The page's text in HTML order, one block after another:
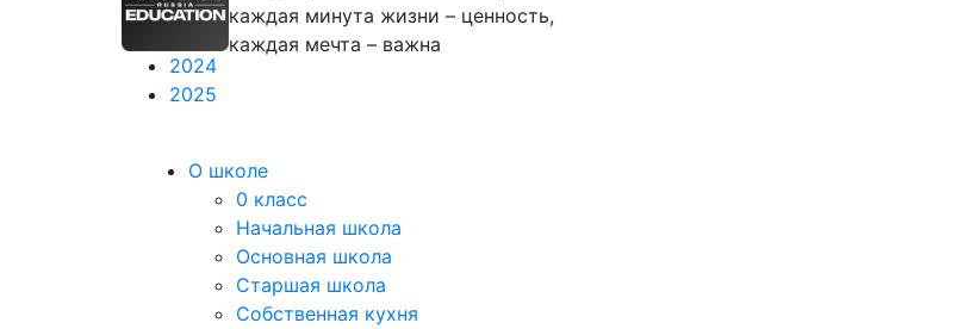
2024
2025
каждая минута жизни – ценность,
каждая мечта – важна
О школе
0 класс
Начальная школа
Основная школа
Старшая школа
Собственная кухня